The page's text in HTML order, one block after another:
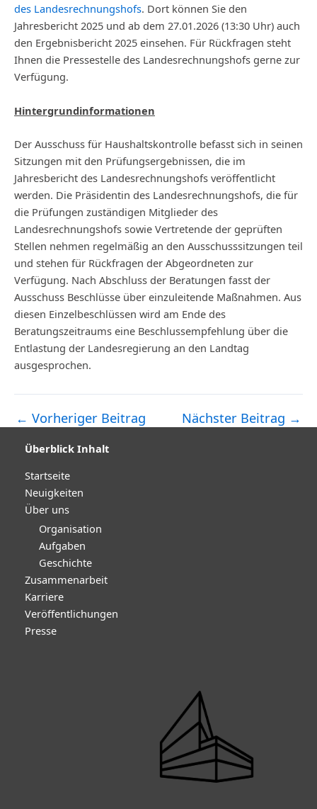
des Landesrechnungshofs. Dort können Sie den
Jahresbericht 2025 und ab dem 27.01.2026 (13:30 Uhr) auch
den Ergebnisbericht 2025 einsehen. Für Rückfragen steht
Ihnen die Pressestelle des Landesrechnungshofs gerne zur
Verfügung.
Hintergrundinformationen
Der Ausschuss für Haushaltskontrolle befasst sich in seinen
Sitzungen mit den Prüfungsergebnissen, die im
Jahresbericht des Landesrechnungshofs veröffentlicht
werden. Die Präsidentin des Landesrechnungshofs, die für
die Prüfungen zuständigen Mitglieder des
Landesrechnungshofs sowie Vertretende der geprüften
Stellen nehmen regelmäßig an den Ausschusssitzungen teil
und stehen für Rückfragen der Abgeordneten zur
Verfügung. Nach Abschluss der Beratungen fasst der
Ausschuss Beschlüsse über einzuleitende Maßnahmen. Aus
diesen Einzelbeschlüssen wird am Ende des
Beratungszeitraums eine Beschlussempfehlung über die
Entlastung der Landesregierung an den Landtag
ausgesprochen.
Post
← Vorheriger Beitrag Nächster Beitrag →
Überblick Inhalt
Startseite
Neuigkeiten
Über uns
Organisation
Aufgaben
Geschichte
Zusammenarbeit
Karriere
Veröffentlichungen
Presse